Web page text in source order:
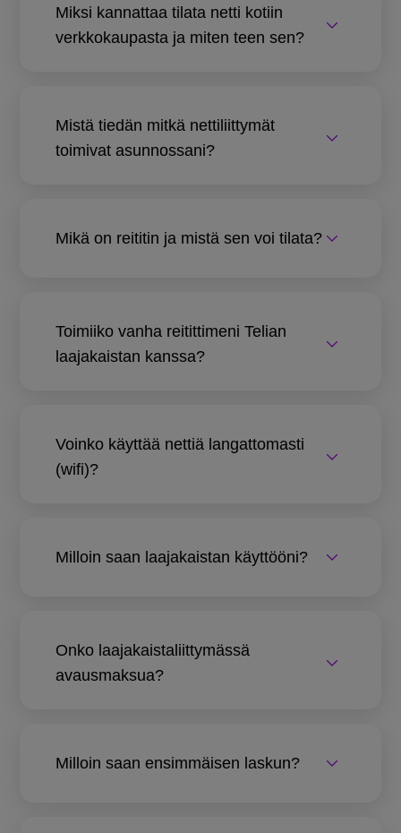
Miksi kannattaa tilata netti kotiin
verkkokaupasta ja miten teen sen?
Mistä tiedän mitkä nettiliittymät
toimivat asunnossani?
Mikä on reititin ja mistä sen voi tilata?
Toimiiko vanha reitittimeni Telian
laajakaistan kanssa?
Voinko käyttää nettiä langattomasti
(wifi)?
Milloin saan laajakaistan käyttööni?
Onko laajakaistaliittymässä
avausmaksua?
Milloin saan ensimmäisen laskun?